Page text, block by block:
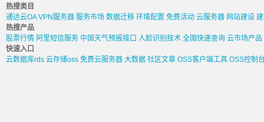
热搜类目
通达云OA VPN服务器 服务市场 数据迁移 环境配置 免费活动 云服务器 网站建设
热搜产品
股票行情 阿里短信服务 中国天气预报接口 人脸识别技术 全国快递查询 云市场产品
快速入口
云数据库rds 云存储oss 免费云服务器 大数据 社区文章 OSS客户端工具 OSS控制